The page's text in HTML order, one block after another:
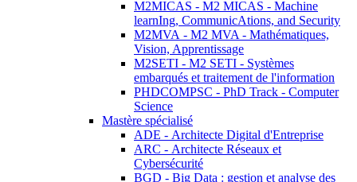
M2MICAS - M2 MICAS - Machine
learnIng, CommunicAtions, and Security
M2MVA - M2 MVA - Mathématiques,
Vision, Apprentissage
M2SETI - M2 SETI - Systèmes
embarqués et traitement de l'information
PHDCOMPSC - PhD Track - Computer
Science
Mastère spécialisé
ADE - Architecte Digital d'Entreprise
ARC - Architecte Réseaux et
Cybersécurité
BGD - Big Data : gestion et analyse des